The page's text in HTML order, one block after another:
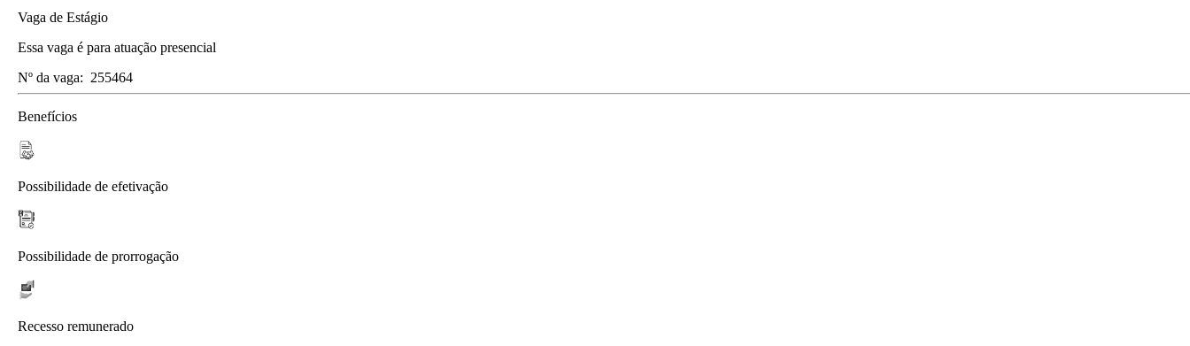
Vaga de Estágio
Essa vaga é para atuação presencial
Nº da vaga: 255464
Benefícios
Possibilidade de efetivação
Possibilidade de prorrogação
Recesso remunerado